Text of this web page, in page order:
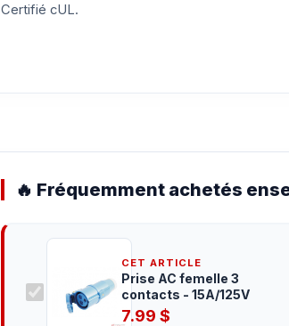
Certifié cUL.
🔥 Fréquemment achetés
CET ARTICLE
Prise AC femelle 3
contacts - 15A/125V
7.99 $